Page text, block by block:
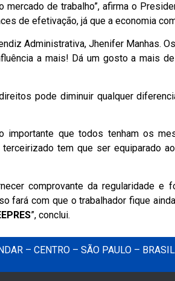
mercado de trabalho”, afirma o
de efetivação, já que a economia
Administrativa, Jhenifer Manhas.
a mais! Dá um gosto a mais
pode diminuir qualquer
importante que todos tenham os
tem que ser equiparado
comprovante da regularidade e
com que o trabalhador fique
”, conclui.
– CENTRO – SÃO PAULO – BRASIL